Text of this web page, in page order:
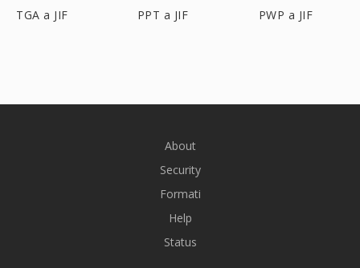
TGA a JIF PPT a JIF PWP a JIF
About
Security
Formati
Help
Status